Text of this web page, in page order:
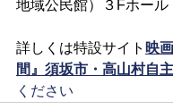
地域公民館）３Fホール
詳しくは特設サイト 映
間』須坂市・高山村自
ください